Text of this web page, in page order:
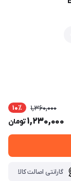
1,360,000 10٪
1,230,000تومان
گارانتی اصالت کالا